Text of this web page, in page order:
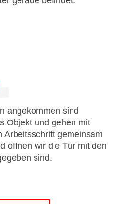
angekommen sind
Objekt und gehen mit
Arbeitsschritt gemeinsam
öffnen wir die Tür mit den
sind.